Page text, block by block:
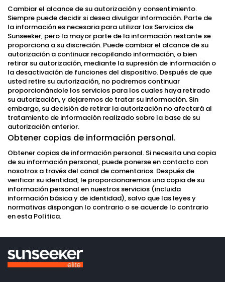
Cambiar el alcance de su autorización y consentimiento.
Siempre puede decidir si desea divulgar información. Parte de
la información es necesaria para utilizar los Servicios de
Sunseeker, pero la mayor parte de la información restante se
proporciona a su discreción. Puede cambiar el alcance de su
autorización a continuar recopilando información, o bien
retirar su autorización, mediante la supresión de información o
la desactivación de funciones del dispositivo. Después de que
usted retire su autorización, no podremos continuar
proporcionándole los servicios para los cuales haya retirado
su autorización, y dejaremos de tratar su información. Sin
embargo, su decisión de retirar la autorización no afectará al
tratamiento de información realizado sobre la base de su
autorización anterior.
Obtener copias de información personal.
Obtener copias de información personal. Si necesita una copia
de su información personal, puede ponerse en contacto con
nosotros a través del canal de comentarios. Después de
verificar su identidad, le proporcionaremos una copia de su
información personal en nuestros servicios (incluida
información básica y de identidad), salvo que las leyes y
normativas dispongan lo contrario o se acuerde lo contrario
en esta Política.